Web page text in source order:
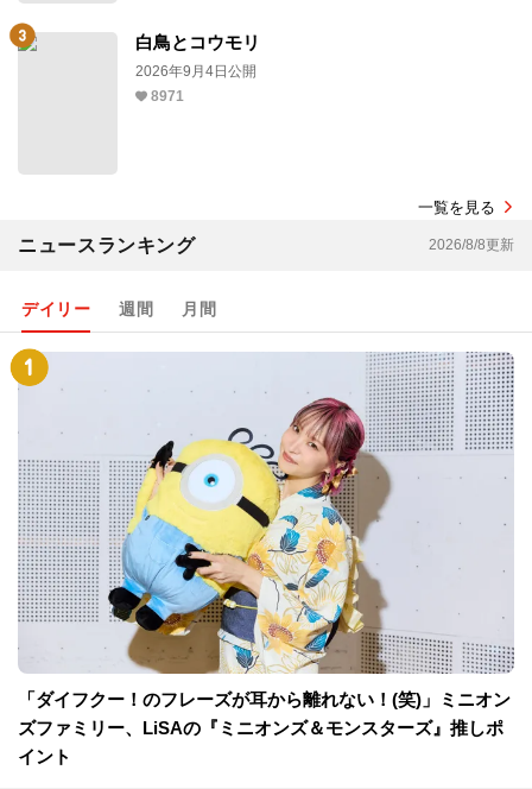
白鳥とコウモリ
2026年9月4日公開
8971
一覧を見る
ニュースランキング 2026/8/8更新
デイリー 週間 月間
「ダイフクー！のフレーズが耳から離れない！(笑)」ミニオン
ズファミリー、LiSAの『ミニオンズ＆モンスターズ』推しポ
イント